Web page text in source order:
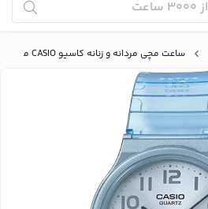
ساعت مچی مردانه و زنانه کاسیو CASIO مدل MQ-24S-2BDF